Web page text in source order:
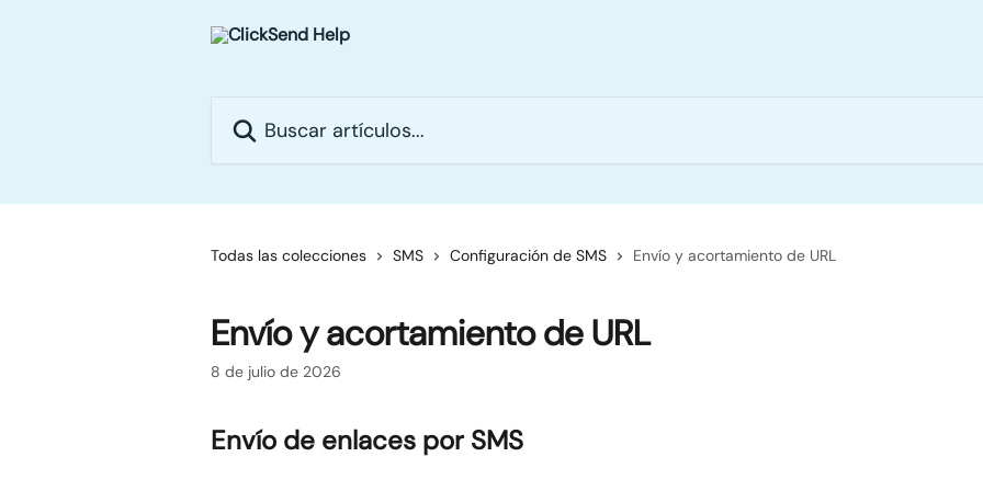
Todas las colecciones SMS Configuración de SMS Envío y acortamiento de URL
Envío y acortamiento de URL
8 de julio de 2026
Envío de enlaces por SMS